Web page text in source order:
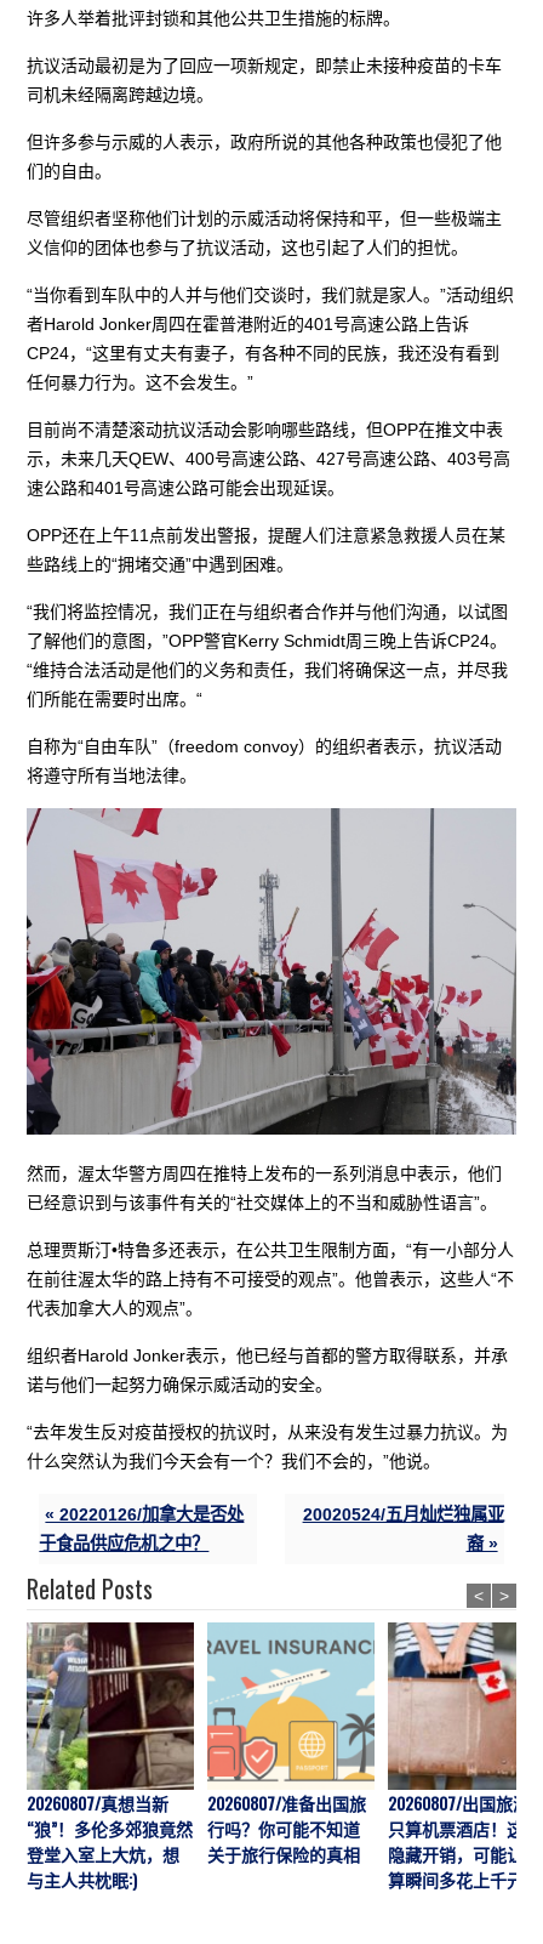
许多人举着批评封锁和其他公共卫生措施的标牌。
抗议活动最初是为了回应一项新规定，即禁止未接种疫苗的卡车
司机未经隔离跨越边境。
但许多参与示威的人表示，政府所说的其他各种政策也侵犯了他
们的自由。
尽管组织者坚称他们计划的示威活动将保持和平，但一些极端主
义信仰的团体也参与了抗议活动，这也引起了人们的担忧。
“当你看到车队中的人并与他们交谈时，我们就是家人。”活动组织
者Harold Jonker周四在霍普港附近的401号高速公路上告诉
CP24，“这里有丈夫有妻子，有各种不同的民族，我还没有看到
任何暴力行为。这不会发生。”
目前尚不清楚滚动抗议活动会影响哪些路线，但OPP在推文中表
示，未来几天QEW、400号高速公路、427号高速公路、403号高
速公路和401号高速公路可能会出现延误。
OPP还在上午11点前发出警报，提醒人们注意紧急救援人员在某
些路线上的“拥堵交通”中遇到困难。
“我们将监控情况，我们正在与组织者合作并与他们沟通，以试图
了解他们的意图，”OPP警官Kerry Schmidt周三晚上告诉CP24。
“维持合法活动是他们的义务和责任，我们将确保这一点，并尽我
们所能在需要时出席。“
自称为“自由车队”（freedom convoy）的组织者表示，抗议活动
将遵守所有当地法律。
然而，渥太华警方周四在推特上发布的一系列消息中表示，他们
已经意识到与该事件有关的“社交媒体上的不当和威胁性语言”。
总理贾斯汀•特鲁多还表示，在公共卫生限制方面，“有一小部分人
在前往渥太华的路上持有不可接受的观点”。他曾表示，这些人“不
代表加拿大人的观点”。
组织者Harold Jonker表示，他已经与首都的警方取得联系，并承
诺与他们一起努力确保示威活动的安全。
“去年发生反对疫苗授权的抗议时，从来没有发生过暴力抗议。为
什么突然认为我们今天会有一个？我们不会的，”他说。
« 20220126/加拿大是否处
于食品供应危机之中？
20020524/五月灿烂独属亚
裔 »
Related Posts
20260807/真想当新
“狼”！多伦多郊狼竟然
登堂入室上大炕，想
与主人共枕眠:)
20260807/准备出国旅
行吗？你可能不知道
关于旅行保险的真相
20260807/出国旅游
只算机票酒店！这7
隐藏开销，可能让预
算瞬间多花上千元
< >